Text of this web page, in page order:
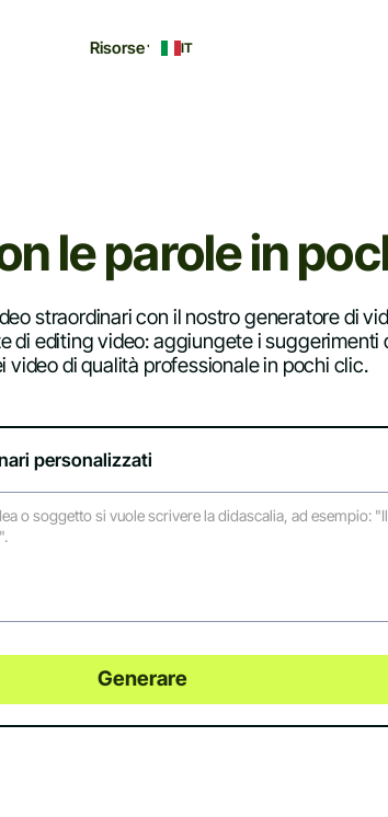
Risorse IT
le parole in
straordinari con il nostro generatore di
di editing video: aggiungete i suggerimenti
video di qualità professionale in pochi clic.
personalizzati
Generare